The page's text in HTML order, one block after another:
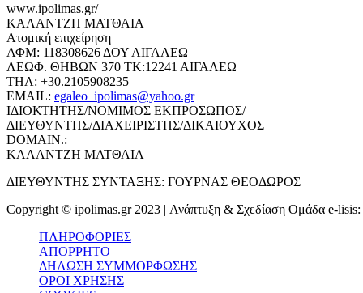
www.ipolimas.gr/
ΚΑΛΑΝΤΖΗ ΜΑΤΘΑΙΑ
Ατομική επιχείρηση
ΑΦΜ: 118308626 ΔΟΥ ΑΙΓΑΛΕΩ
ΛΕΩΦ. ΘΗΒΩΝ 370 ΤΚ:12241 ΑΙΓΑΛΕΩ
ΤΗΛ: +30.2105908235
EMAIL: egaleo_ipolimas@yahoo.gr
ΙΔΙΟΚΤΗΤΗΣ/ΝΟΜΙΜΟΣ ΕΚΠΡΟΣΩΠΟΣ/
ΔΙΕΥΘΥΝΤΗΣ/ΔΙΑΧΕΙΡΙΣΤΗΣ/ΔΙΚΑΙΟΥΧΟΣ
DOMAIN.:
ΚΑΛΑΝΤΖΗ ΜΑΤΘΑΙΑ
ΔΙΕΥΘΥΝΤΗΣ ΣΥΝΤΑΞΗΣ: ΓΟΥΡΝΑΣ ΘΕΟΔΩΡΟΣ
Copyright © ipolimas.gr 2023 | Ανάπτυξη & Σχεδίαση Ομάδα e-lisis:
ΠΛΗΡΟΦΟΡΙΕΣ
ΑΠΟΡΡΗΤΟ
ΔΗΛΩΣΗ ΣΥΜΜΟΡΦΩΣΗΣ
ΟΡΟΙ ΧΡΗΣΗΣ